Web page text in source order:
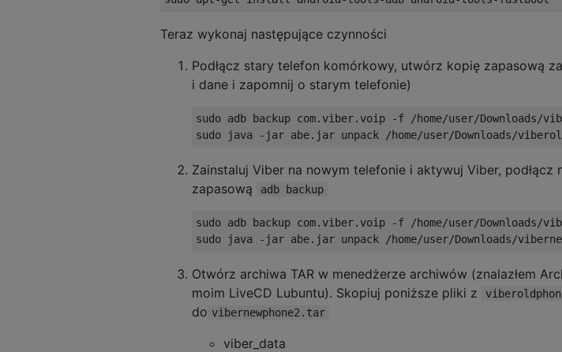
Teraz wykonaj następujące czynności
Podłącz stary telefon komórkowy, utwórz kopię zapasową
i dane i zapomnij o starym telefonie)
sudo adb backup com.viber.voip -f /home/user/Downloads/
Zainstaluj Viber na nowym telefonie i aktywuj Viber,
zapasową
adb backup
sudo adb backup com.viber.voip -f /home/user/Downloads/
Otwórz archiwa TAR w menedżerze archiwów (znalazłem
moim LiveCD Lubuntu). Skopiuj poniższe pliki z
do vibernewphone2.tar
viber_data